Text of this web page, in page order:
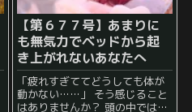
【第６７７号】あまりに
も無気力でベッドから起
き上がれないあなたへ
「疲れすぎててどうしても体が
動かない……」 そう感じること
はありませんか？ 頭の中では、